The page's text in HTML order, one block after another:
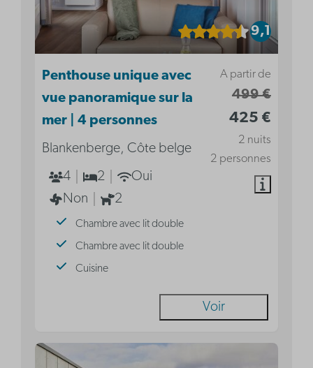
9,1
A partir de
499 €
425 €
2 nuits
2 personnes
Penthouse unique avec
vue panoramique sur la
mer | 4 personnes
Blankenberge, Côte belge
4
2
Oui
Non
2
Chambre avec lit double
Chambre avec lit double
Cuisine
Voir